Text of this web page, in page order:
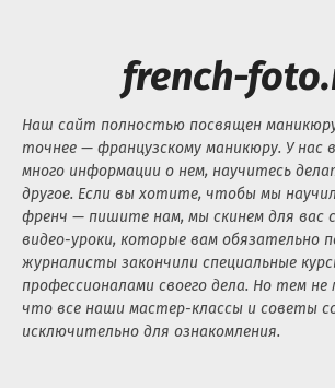
french-
Наш сайт полностью посвящен
точнее — французскому маникюру. У нас
много информации о нем, научитесь
другое. Если вы хотите, чтобы мы
френч — пишите нам, мы скинем для вас
видео-уроки, которые вам обязательно
журналисты закончили специальные
профессионалами своего дела. Но тем не
что все наши мастер-классы и советы
исключительно для ознакомления.